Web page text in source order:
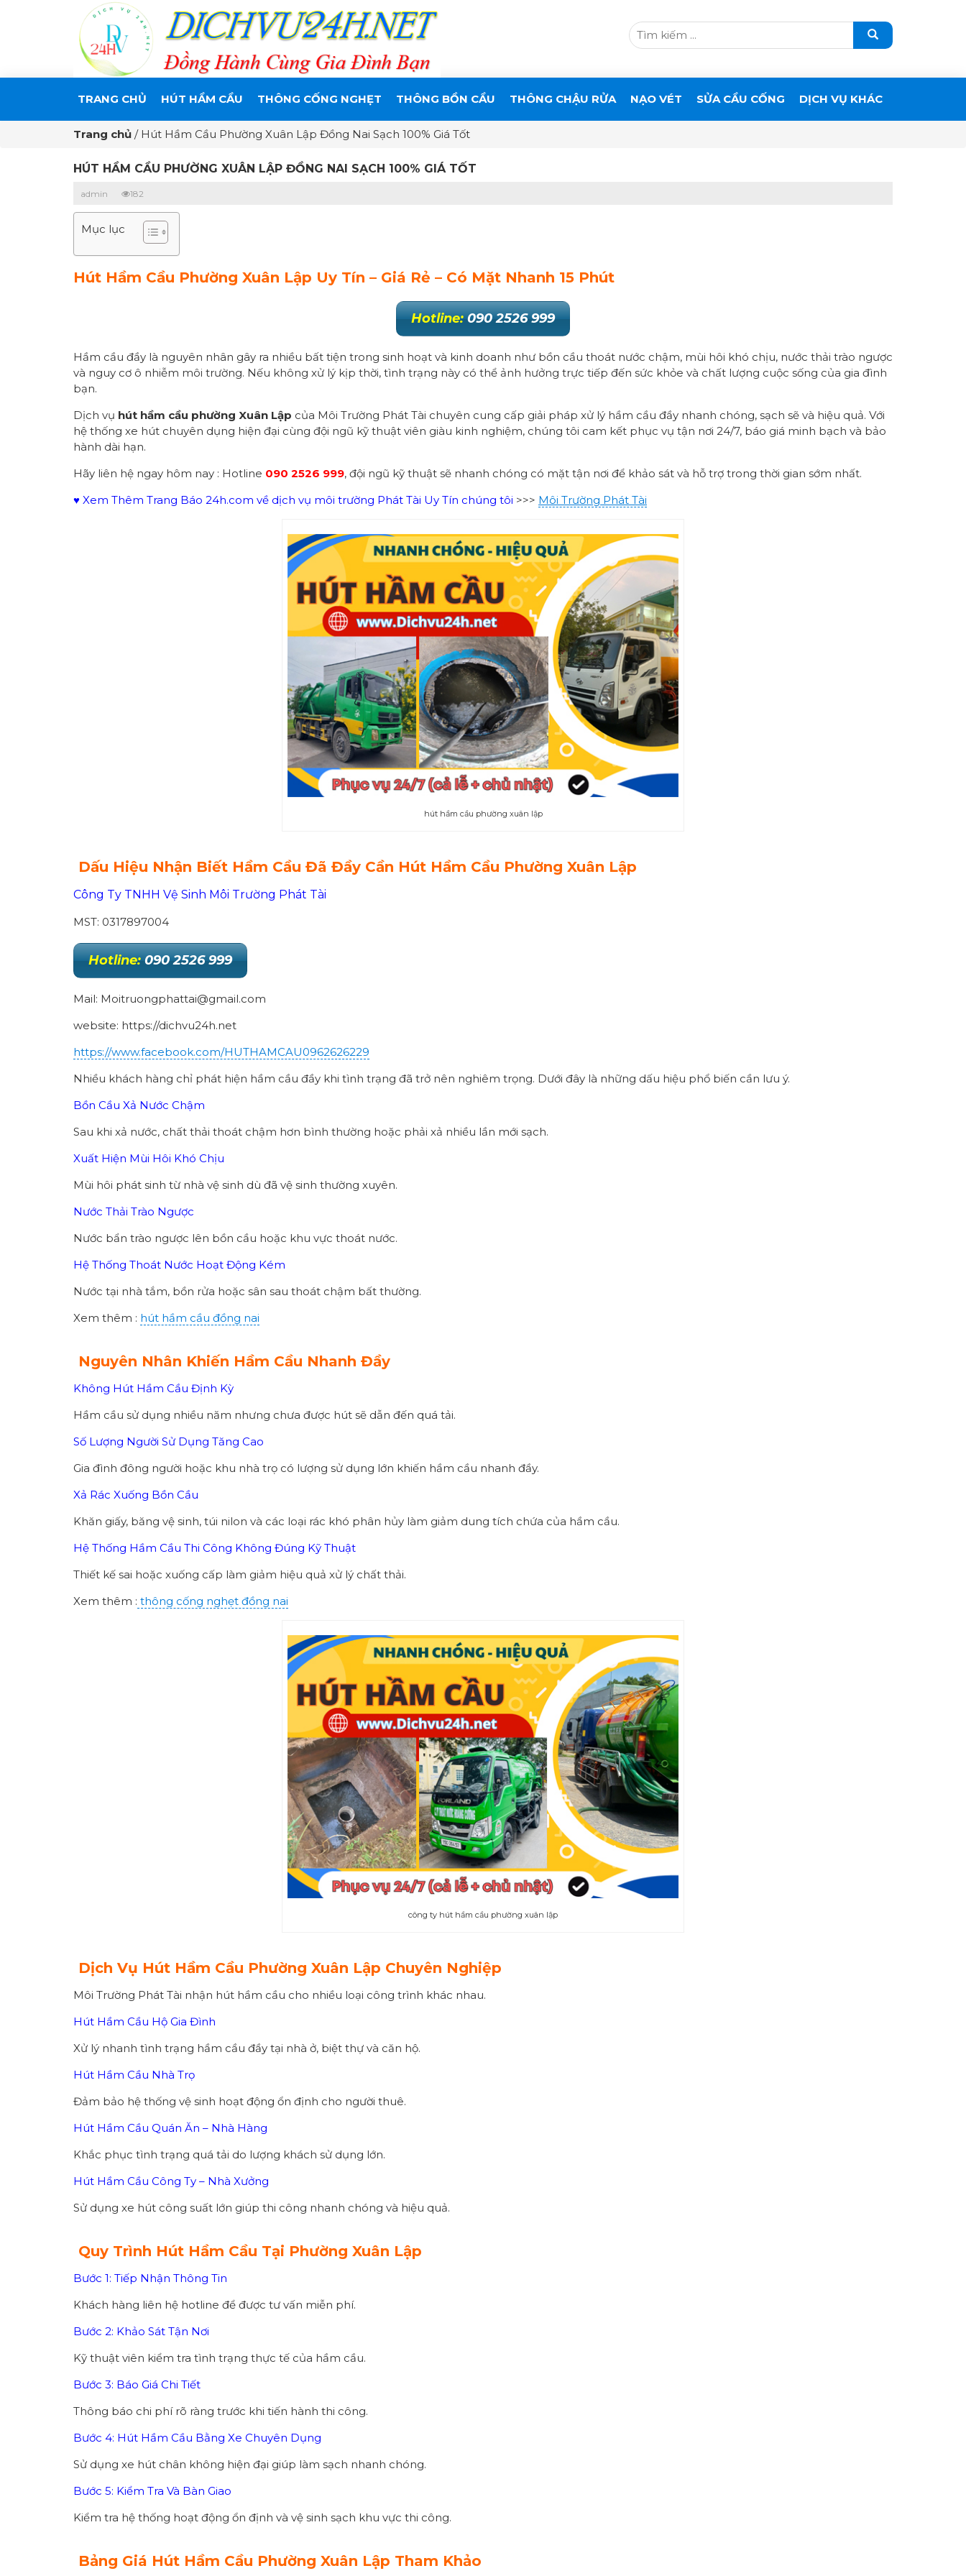
TRANG CHỦ HÚT HẦM CẦU THÔNG CỐNG NGHẸT THÔNG BỒN CẦU THÔNG CHẬU RỬA NẠO VÉT SỬA CẦU CỐNG DỊCH VỤ KHÁC
Trang chủ / Hút Hầm Cầu Phường Xuân Lập Đồng Nai Sạch 100% Giá Tốt
HÚT HẦM CẦU PHƯỜNG XUÂN LẬP ĐỒNG NAI SẠCH 100% GIÁ TỐT
admin 182
Mục lục
Hút Hầm Cầu Phường Xuân Lập Uy Tín – Giá Rẻ – Có Mặt Nhanh 15 Phút
Hotline: 090 2526 999
Hầm cầu đầy là nguyên nhân gây ra nhiều bất tiện trong sinh hoạt và kinh doanh như bồn cầu thoát nước chậm, mùi hôi khó chịu, nước thải trào ngược
và nguy cơ ô nhiễm môi trường. Nếu không xử lý kịp thời, tình trạng này có thể ảnh hưởng trực tiếp đến sức khỏe và chất lượng cuộc sống của gia đình
bạn.
Dịch vụ hút hầm cầu phường Xuân Lập của Môi Trường Phát Tài chuyên cung cấp giải pháp xử lý hầm cầu đầy nhanh chóng, sạch sẽ và hiệu quả. Với
hệ thống xe hút chuyên dụng hiện đại cùng đội ngũ kỹ thuật viên giàu kinh nghiệm, chúng tôi cam kết phục vụ tận nơi 24/7, báo giá minh bạch và bảo
hành dài hạn.
Hãy liên hệ ngay hôm nay : Hotline 090 2526 999, đội ngũ kỹ thuật sẽ nhanh chóng có mặt tận nơi để khảo sát và hỗ trợ trong thời gian sớm nhất.
♥ Xem Thêm Trang Báo 24h.com về dịch vụ môi trường Phát Tài Uy Tín chúng tôi >>> Môi Trường Phát Tài
hút hầm cầu phường xuân lập
Dấu Hiệu Nhận Biết Hầm Cầu Đã Đầy Cần Hút Hầm Cầu Phường Xuân Lập
Công Ty TNHH Vệ Sinh Môi Trường Phát Tài
MST: 0317897004
Hotline: 090 2526 999
Mail: Moitruongphattai@gmail.com
website: https://dichvu24h.net
https://www.facebook.com/HUTHAMCAU0962626229
Nhiều khách hàng chỉ phát hiện hầm cầu đầy khi tình trạng đã trở nên nghiêm trọng. Dưới đây là những dấu hiệu phổ biến cần lưu ý.
Bồn Cầu Xả Nước Chậm
Sau khi xả nước, chất thải thoát chậm hơn bình thường hoặc phải xả nhiều lần mới sạch.
Xuất Hiện Mùi Hôi Khó Chịu
Mùi hôi phát sinh từ nhà vệ sinh dù đã vệ sinh thường xuyên.
Nước Thải Trào Ngược
Nước bẩn trào ngược lên bồn cầu hoặc khu vực thoát nước.
Hệ Thống Thoát Nước Hoạt Động Kém
Nước tại nhà tắm, bồn rửa hoặc sân sau thoát chậm bất thường.
Xem thêm : hút hầm cầu đồng nai
Nguyên Nhân Khiến Hầm Cầu Nhanh Đầy
Không Hút Hầm Cầu Định Kỳ
Hầm cầu sử dụng nhiều năm nhưng chưa được hút sẽ dẫn đến quá tải.
Số Lượng Người Sử Dụng Tăng Cao
Gia đình đông người hoặc khu nhà trọ có lượng sử dụng lớn khiến hầm cầu nhanh đầy.
Xả Rác Xuống Bồn Cầu
Khăn giấy, băng vệ sinh, túi nilon và các loại rác khó phân hủy làm giảm dung tích chứa của hầm cầu.
Hệ Thống Hầm Cầu Thi Công Không Đúng Kỹ Thuật
Thiết kế sai hoặc xuống cấp làm giảm hiệu quả xử lý chất thải.
Xem thêm : thông cống nghẹt đồng nai
công ty hút hầm cầu phường xuân lập
Dịch Vụ Hút Hầm Cầu Phường Xuân Lập Chuyên Nghiệp
Môi Trường Phát Tài nhận hút hầm cầu cho nhiều loại công trình khác nhau.
Hút Hầm Cầu Hộ Gia Đình
Xử lý nhanh tình trạng hầm cầu đầy tại nhà ở, biệt thự và căn hộ.
Hút Hầm Cầu Nhà Trọ
Đảm bảo hệ thống vệ sinh hoạt động ổn định cho người thuê.
Hút Hầm Cầu Quán Ăn – Nhà Hàng
Khắc phục tình trạng quá tải do lượng khách sử dụng lớn.
Hút Hầm Cầu Công Ty – Nhà Xưởng
Sử dụng xe hút công suất lớn giúp thi công nhanh chóng và hiệu quả.
Quy Trình Hút Hầm Cầu Tại Phường Xuân Lập
Bước 1: Tiếp Nhận Thông Tin
Khách hàng liên hệ hotline để được tư vấn miễn phí.
Bước 2: Khảo Sát Tận Nơi
Kỹ thuật viên kiểm tra tình trạng thực tế của hầm cầu.
Bước 3: Báo Giá Chi Tiết
Thông báo chi phí rõ ràng trước khi tiến hành thi công.
Bước 4: Hút Hầm Cầu Bằng Xe Chuyên Dụng
Sử dụng xe hút chân không hiện đại giúp làm sạch nhanh chóng.
Bước 5: Kiểm Tra Và Bàn Giao
Kiểm tra hệ thống hoạt động ổn định và vệ sinh sạch khu vực thi công.
Bảng Giá Hút Hầm Cầu Phường Xuân Lập Tham Khảo